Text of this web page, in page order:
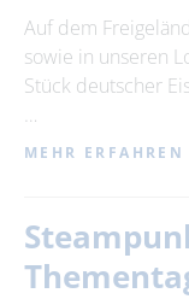
Auf dem
sowie in unseren
Stück deutscher
…
MEHR ERFAHREN